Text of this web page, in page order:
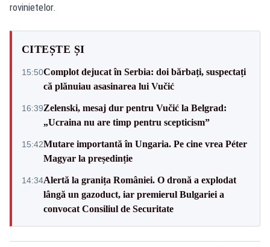
rovinietelor.
CITEȘTE ȘI
15:50Complot dejucat în Serbia: doi bărbați, suspectați
că plănuiau asasinarea lui Vučić
16:39Zelenski, mesaj dur pentru Vučić la Belgrad:
„Ucraina nu are timp pentru scepticism”
15:42Mutare importantă în Ungaria. Pe cine vrea Péter
Magyar la președinție
14:34Alertă la granița României. O dronă a explodat
lângă un gazoduct, iar premierul Bulgariei a
convocat Consiliul de Securitate